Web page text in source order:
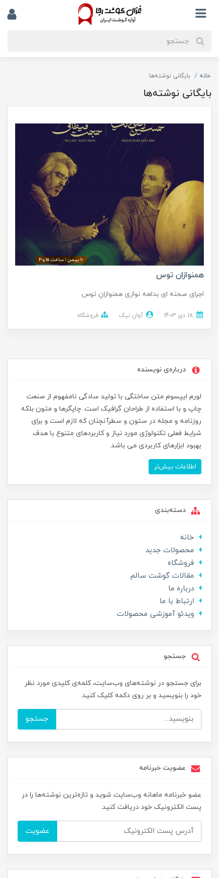
خانه بایگانی نوشته‌ها
بایگانی نوشته‌ها
همنوازان توس
اجرای صحنه ای بداهه نوازی همنوازانِ توس
آوان نیک فروشگاه
درباره‌ی نویسنده
لورم ایپسوم متن ساختگی با تولید سادگی نامفهوم از صنعت
چاپ و با استفاده از طراحان گرافیک است. چاپگرها و متون بلکه
روزنامه و مجله در ستون و سطرآنچنان که لازم است و برای
شرایط فعلی تکنولوژی مورد نیاز و کاربردهای متنوع با هدف
بهبود ابزارهای کاربردی می باشد.
اطلاعات بیش‌تر
دسته‌بندی
خانه
محصولات جدید
فروشگاه
مقالات گوشت سالم
درباره ما
ارتباط با ما
ویدئو آموزشی محصولات
جستجو
برای جستجو در نوشته‌های وب‌سایت، کلمه‌ی کلیدی مورد نظر
خود را بنویسید و بر روی دکمه کلیک کنید.
جستجو
عضویت خبرنامه
عضو خبرنامه ماهانه وب‌سایت شوید و تازه‌ترین نوشته‌ها را در
پست الکترونیک خود دریافت کنید.
عضویت